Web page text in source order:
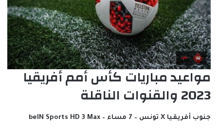
مواعيد مباريات كأس أمم أفريقيا
2023 والقنوات الناقلة
جنوب أفريقيا X تونس – 7 مساء – beIN Sports HD 3 Max